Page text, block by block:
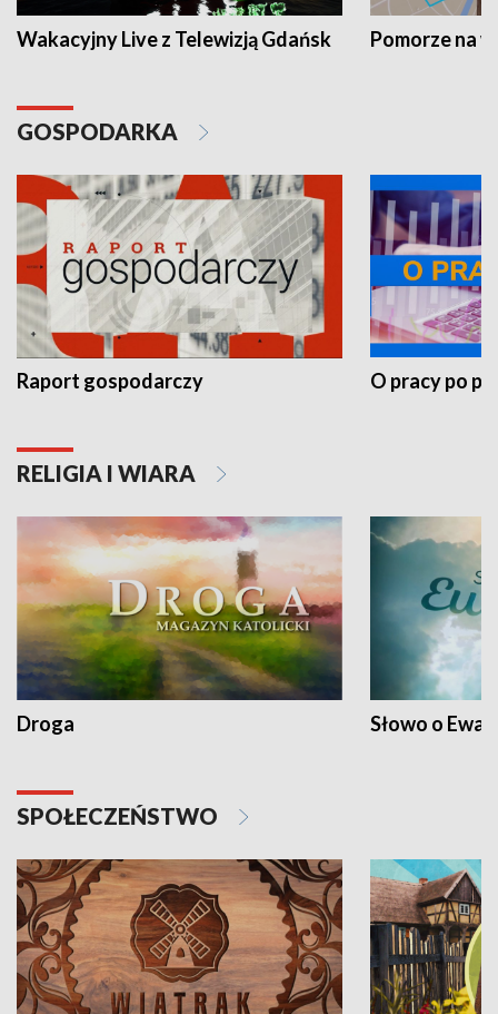
Wakacyjny Live z Telewizją Gdańsk Pomorze na
GOSPODARKA
Raport gospodarczy O pracy po
RELIGIA I WIARA
Droga Słowo o
SPOŁECZEŃSTWO